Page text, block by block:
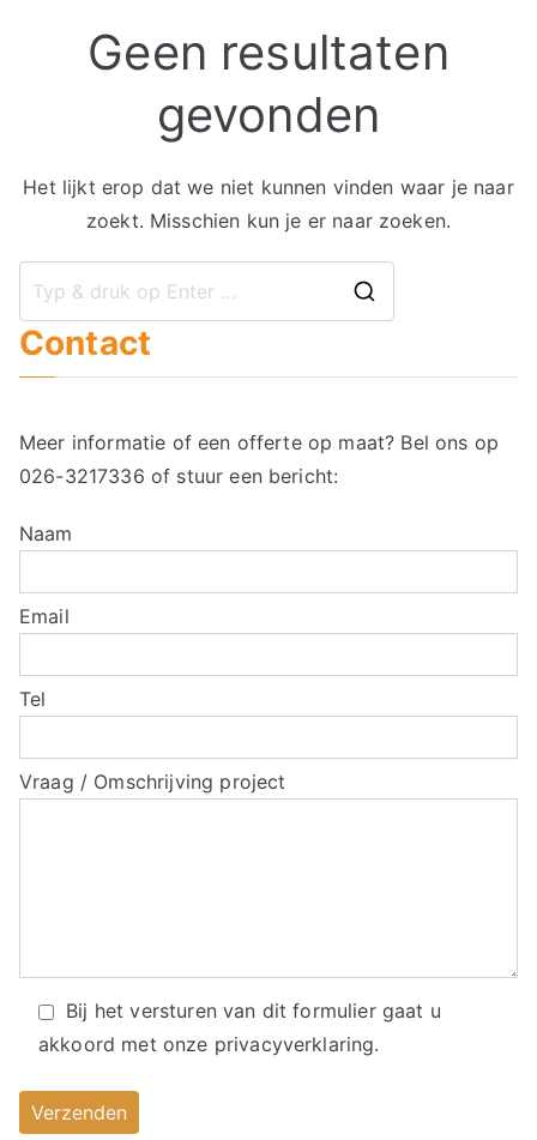
Geen resultaten
gevonden
Het lijkt erop dat we niet kunnen vinden waar je naar
zoekt. Misschien kun je er naar zoeken.
Contact
Meer informatie of een offerte op maat? Bel ons op
026-3217336 of stuur een bericht:
Naam
Email
Tel
Vraag / Omschrijving project
Bij het versturen van dit formulier gaat u
akkoord met onze privacyverklaring.